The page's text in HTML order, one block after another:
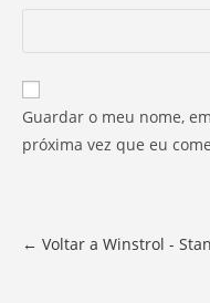
Guardar o meu nome,
próxima vez que eu
← Voltar a Winstrol -